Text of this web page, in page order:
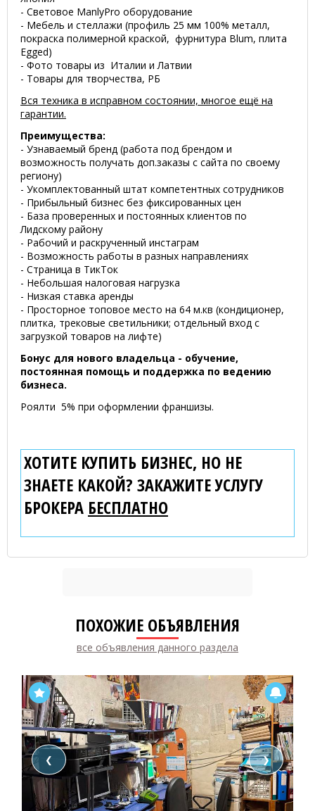
- Световое ManlyPro оборудование
- Мебель и стеллажи (профиль 25 мм 100% металл,
покраска полимерной краской, фурнитура Blum, плита
Egged)
- Фото товары из Италии и Латвии
- Товары для творчества, РБ
Вся техника в исправном состоянии, многое ещё на
гарантии.
Преимущества:
- Узнаваемый бренд (работа под брендом и
возможность получать доп.заказы с сайта по своему
региону)
- Укомплектованный штат компетентных сотрудников
- Прибыльный бизнес без фиксированных цен
- База проверенных и постоянных клиентов по
Лидскому району
- Рабочий и раскрученный инстаграм
- Возможность работы в разных направлениях
- Страница в ТикТок
- Небольшая налоговая нагрузка
- Низкая ставка аренды
- Просторное топовое место на 64 м.кв (кондиционер,
плитка, трековые светильники; отдельный вход с
загрузкой товаров на лифте)
Бонус для нового владельца - обучение,
постоянная помощь и поддержка по ведению
бизнеса.
Роялти 5% при оформлении франшизы.
ХОТИТЕ КУПИТЬ БИЗНЕС, НО НЕ
ЗНАЕТЕ КАКОЙ? ЗАКАЖИТЕ УСЛУГУ
БРОКЕРА БЕСПЛАТНО
ПОХОЖИЕ ОБЪЯВЛЕНИЯ
все объявления данного раздела
❮ ❯